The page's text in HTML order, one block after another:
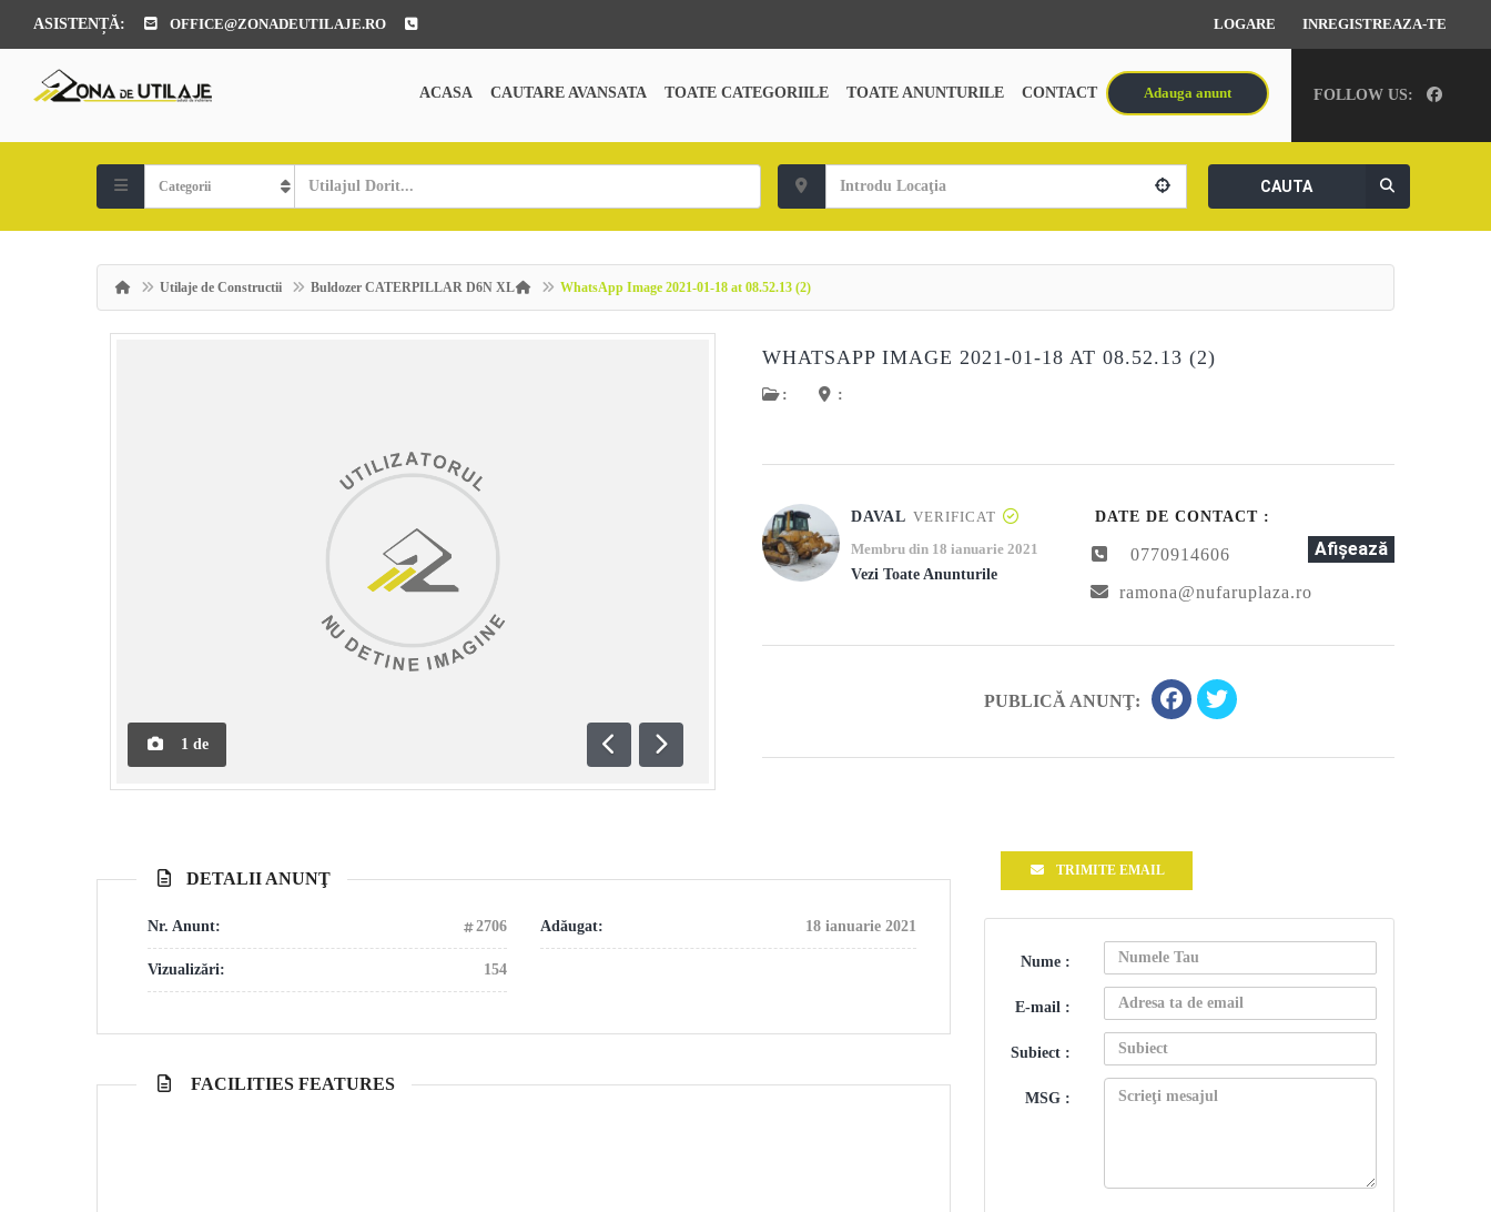
ASISTENȚĂ: OFFICE@ZONADEUTILAJE.RO LOGARE INREGISTREAZA-TE
FOLLOW US:
Adauga anunt
ACASA CAUTARE AVANSATA TOATE CATEGORIILE TOATE ANUNTURILE CONTACT
CAUTA
Utilaje de Constructii Buldozer CATERPILLAR D6N XL WhatsApp Image 2021-01-18 at 08.52.13 (2)
1 de
Anterioară
Următoare
WHATSAPP IMAGE 2021-01-18 AT 08.52.13 (2)
: :
DAVAL VERIFICAT
Membru din 18 ianuarie 2021
Vezi Toate Anunturile
DATE DE CONTACT :
0770914606 Afişează
ramona@nufaruplaza.ro
PUBLICĂ ANUNŢ:
DETALII ANUNŢ
Nr. Anunt: 2706 Adăugat: 18 ianuarie 2021
Vizualizări: 154
FACILITIES FEATURES
TRIMITE EMAIL
Nume :
E-mail :
Subiect :
MSG :